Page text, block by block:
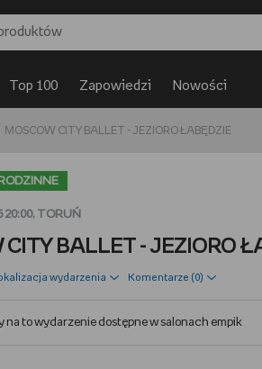
Top 100 Zapowiedzi Nowości
MOSCOW CITY BALLET - JEZIORO ŁABĘDZIE
20:00, TORUŃ
CITY BALLET - JEZIORO
wydarzenia Komentarze (0)
na to wydarzenie dostępne w salonach empik